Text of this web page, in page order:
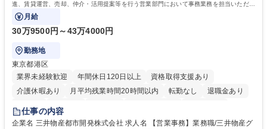
進、賃貸運営、売却、仲介・活用提案等を行う営業部門において事務業務を担当いただき
ます。
月給
30万9500円～43万4000円
勤務地
東京都港区
業界未経験歓迎
年間休日120日以上
資格取得支援あり
介護休暇あり
月平均残業時間20時間以内 転勤なし
退職金あり
在宅OK
賞与あり
駅近5分以内
土日祝休み 寮・社宅あり
仕事の内容
企業名 三井物産都市開発株式会社 求人名 【営業事務】業務職/三井物産グ